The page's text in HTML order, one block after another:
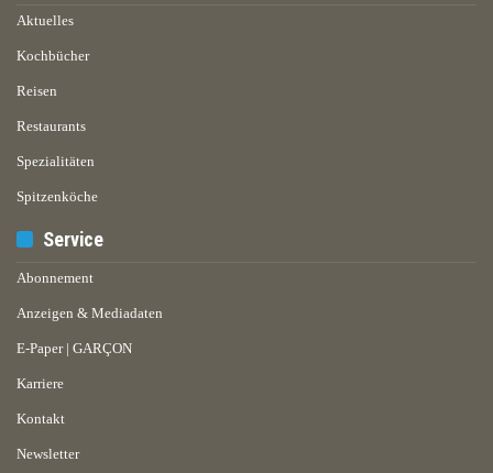
Aktuelles
Kochbücher
Reisen
Restaurants
Spezialitäten
Spitzenköche
Service
Abonnement
Anzeigen & Mediadaten
E-Paper | GARÇON
Karriere
Kontakt
Newsletter